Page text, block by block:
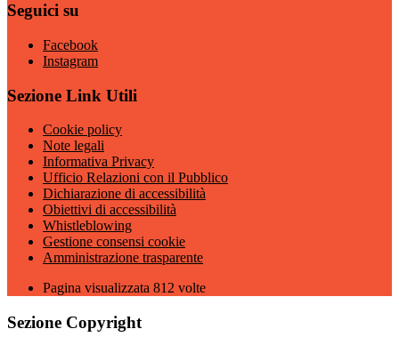
Seguici su
Facebook
Instagram
Sezione Link Utili
Cookie policy
Note legali
Informativa Privacy
Ufficio Relazioni con il Pubblico
Dichiarazione di accessibilità
Obiettivi di accessibilità
Whistleblowing
Gestione consensi cookie
Amministrazione trasparente
Pagina visualizzata 812 volte
Sezione Copyright